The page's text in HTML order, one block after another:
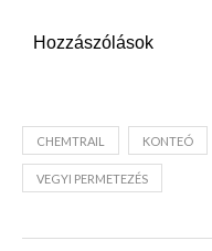
Hozzászólások
CHEMTRAIL KONTEÓ
VEGYI PERMETEZÉS